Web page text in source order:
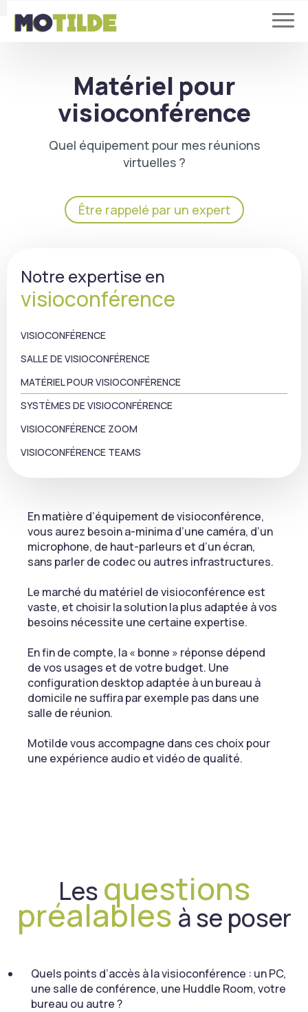
Matériel pour
visioconférence
Quel équipement pour mes réunions
virtuelles ?
Être rappelé par un expert
Notre expertise en
visioconférence
VISIOCONFÉRENCE
SALLE DE VISIOCONFÉRENCE
MATÉRIEL POUR VISIOCONFÉRENCE
SYSTÈMES DE VISIOCONFÉRENCE
VISIOCONFÉRENCE ZOOM
VISIOCONFÉRENCE TEAMS
En matière d’équipement de visioconférence,
vous aurez besoin a-minima d’une caméra, d’un
microphone, de haut-parleurs et d’un écran,
sans parler de codec ou autres infrastructures.
Le marché du matériel de visioconférence est
vaste, et choisir la solution la plus adaptée à vos
besoins nécessite une certaine expertise.
En fin de compte, la « bonne » réponse dépend
de vos usages et de votre budget. Une
configuration desktop adaptée à un bureau à
domicile ne suffira par exemple pas dans une
salle de réunion.
Motilde vous accompagne dans ces choix pour
une expérience audio et vidéo de qualité.
Les questions
préalables à se poser
Quels points d’accès à la visioconférence : un PC,
une salle de conférence, une Huddle Room, votre
bureau ou autre ?